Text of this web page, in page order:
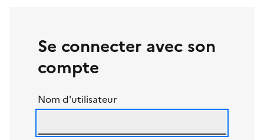
Se connecter avec son
compte
Nom d'utilisateur